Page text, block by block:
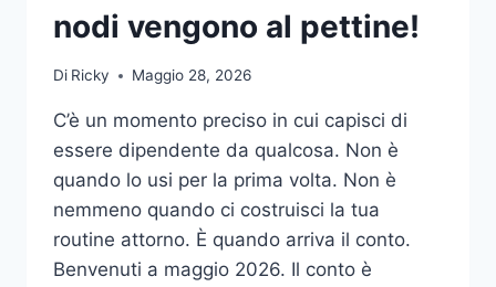
nodi vengono al pettine!
Di Ricky Maggio 28, 2026
C’è un momento preciso in cui capisci di
essere dipendente da qualcosa. Non è
quando lo usi per la prima volta. Non è
nemmeno quando ci costruisci la tua
routine attorno. È quando arriva il conto.
Benvenuti a maggio 2026. Il conto è